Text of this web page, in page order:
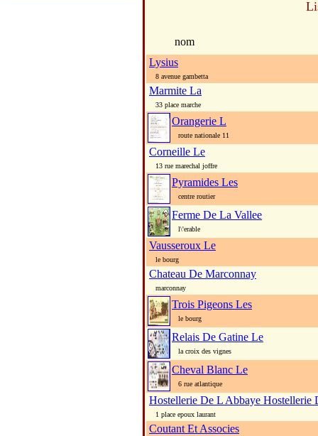
nom
Lysius
8 avenue gambetta
Marmite La
33 place marche
Orangerie L
route nationale 11
Corneille Le
13 rue marechal joffre
Pyramides Les
centre routier
Ferme De La Vallee
l\'erable
Vausseroux Le
le bourg
Chateau De Marconnay
marconnay
Trois Pigeons Les
le bourg
Relais De Gatine Le
la croix des vignes
Cheval Blanc Le
6 rue atlantique
Hostellerie De L Abbaye Hostellerie
1 place epoux laurant
Coutant Et Associes